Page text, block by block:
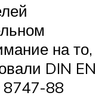
на то,
DIN EN
8747-88